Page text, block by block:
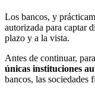
Los bancos, y
autorizada para captar
plazo y a la vista.
Antes de continuar, para
únicas instituciones
bancos, las sociedades